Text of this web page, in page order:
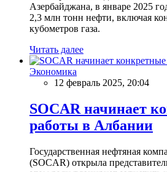
Азербайджана, в январе 2025
2,3 млн тонн нефти, включая
кубометров газа.
Читать далее
Экономика
12 февраль 2025, 20:04
SOCAR начинает
работы в Албании
Государственная нефтяная
(SOCAR) открыла